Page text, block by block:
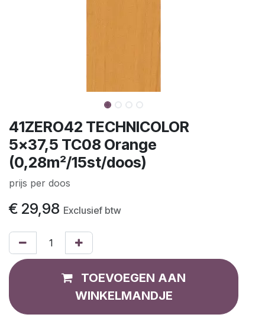
41ZERO42 TECHNICOLOR
5x37,5 TC08 Orange
(0,28m²/15st/doos)
prijs per doos
€ 29,98 Exclusief btw
TOEVOEGEN AAN
WINKELMANDJE